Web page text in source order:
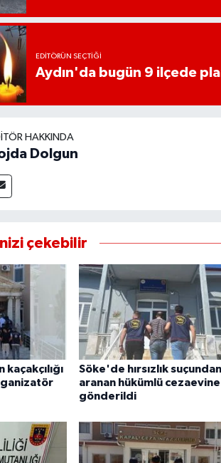
EDITÖRÜN SEÇTIĞI
Aydın'da bugün 9 ilçede
HAKKINDA
Dolgun
çekebilir
Söke'de hırsızlık suçundan
aranan hükümlü cezaevine
gönderildi